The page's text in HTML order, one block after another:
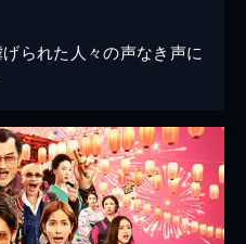
られた人々の声なき声に